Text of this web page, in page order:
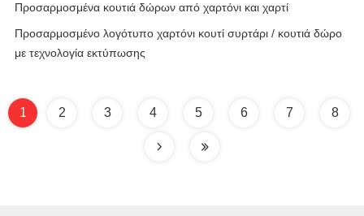
Προσαρμοσμένα κουτιά δώρων από χαρτόνι και χαρτί
Προσαρμοσμένο λογότυπο χαρτόνι κουτί συρτάρι / κουτιά δώρο
με τεχνολογία εκτύπωσης
1 2 3 4 5 6 7 8